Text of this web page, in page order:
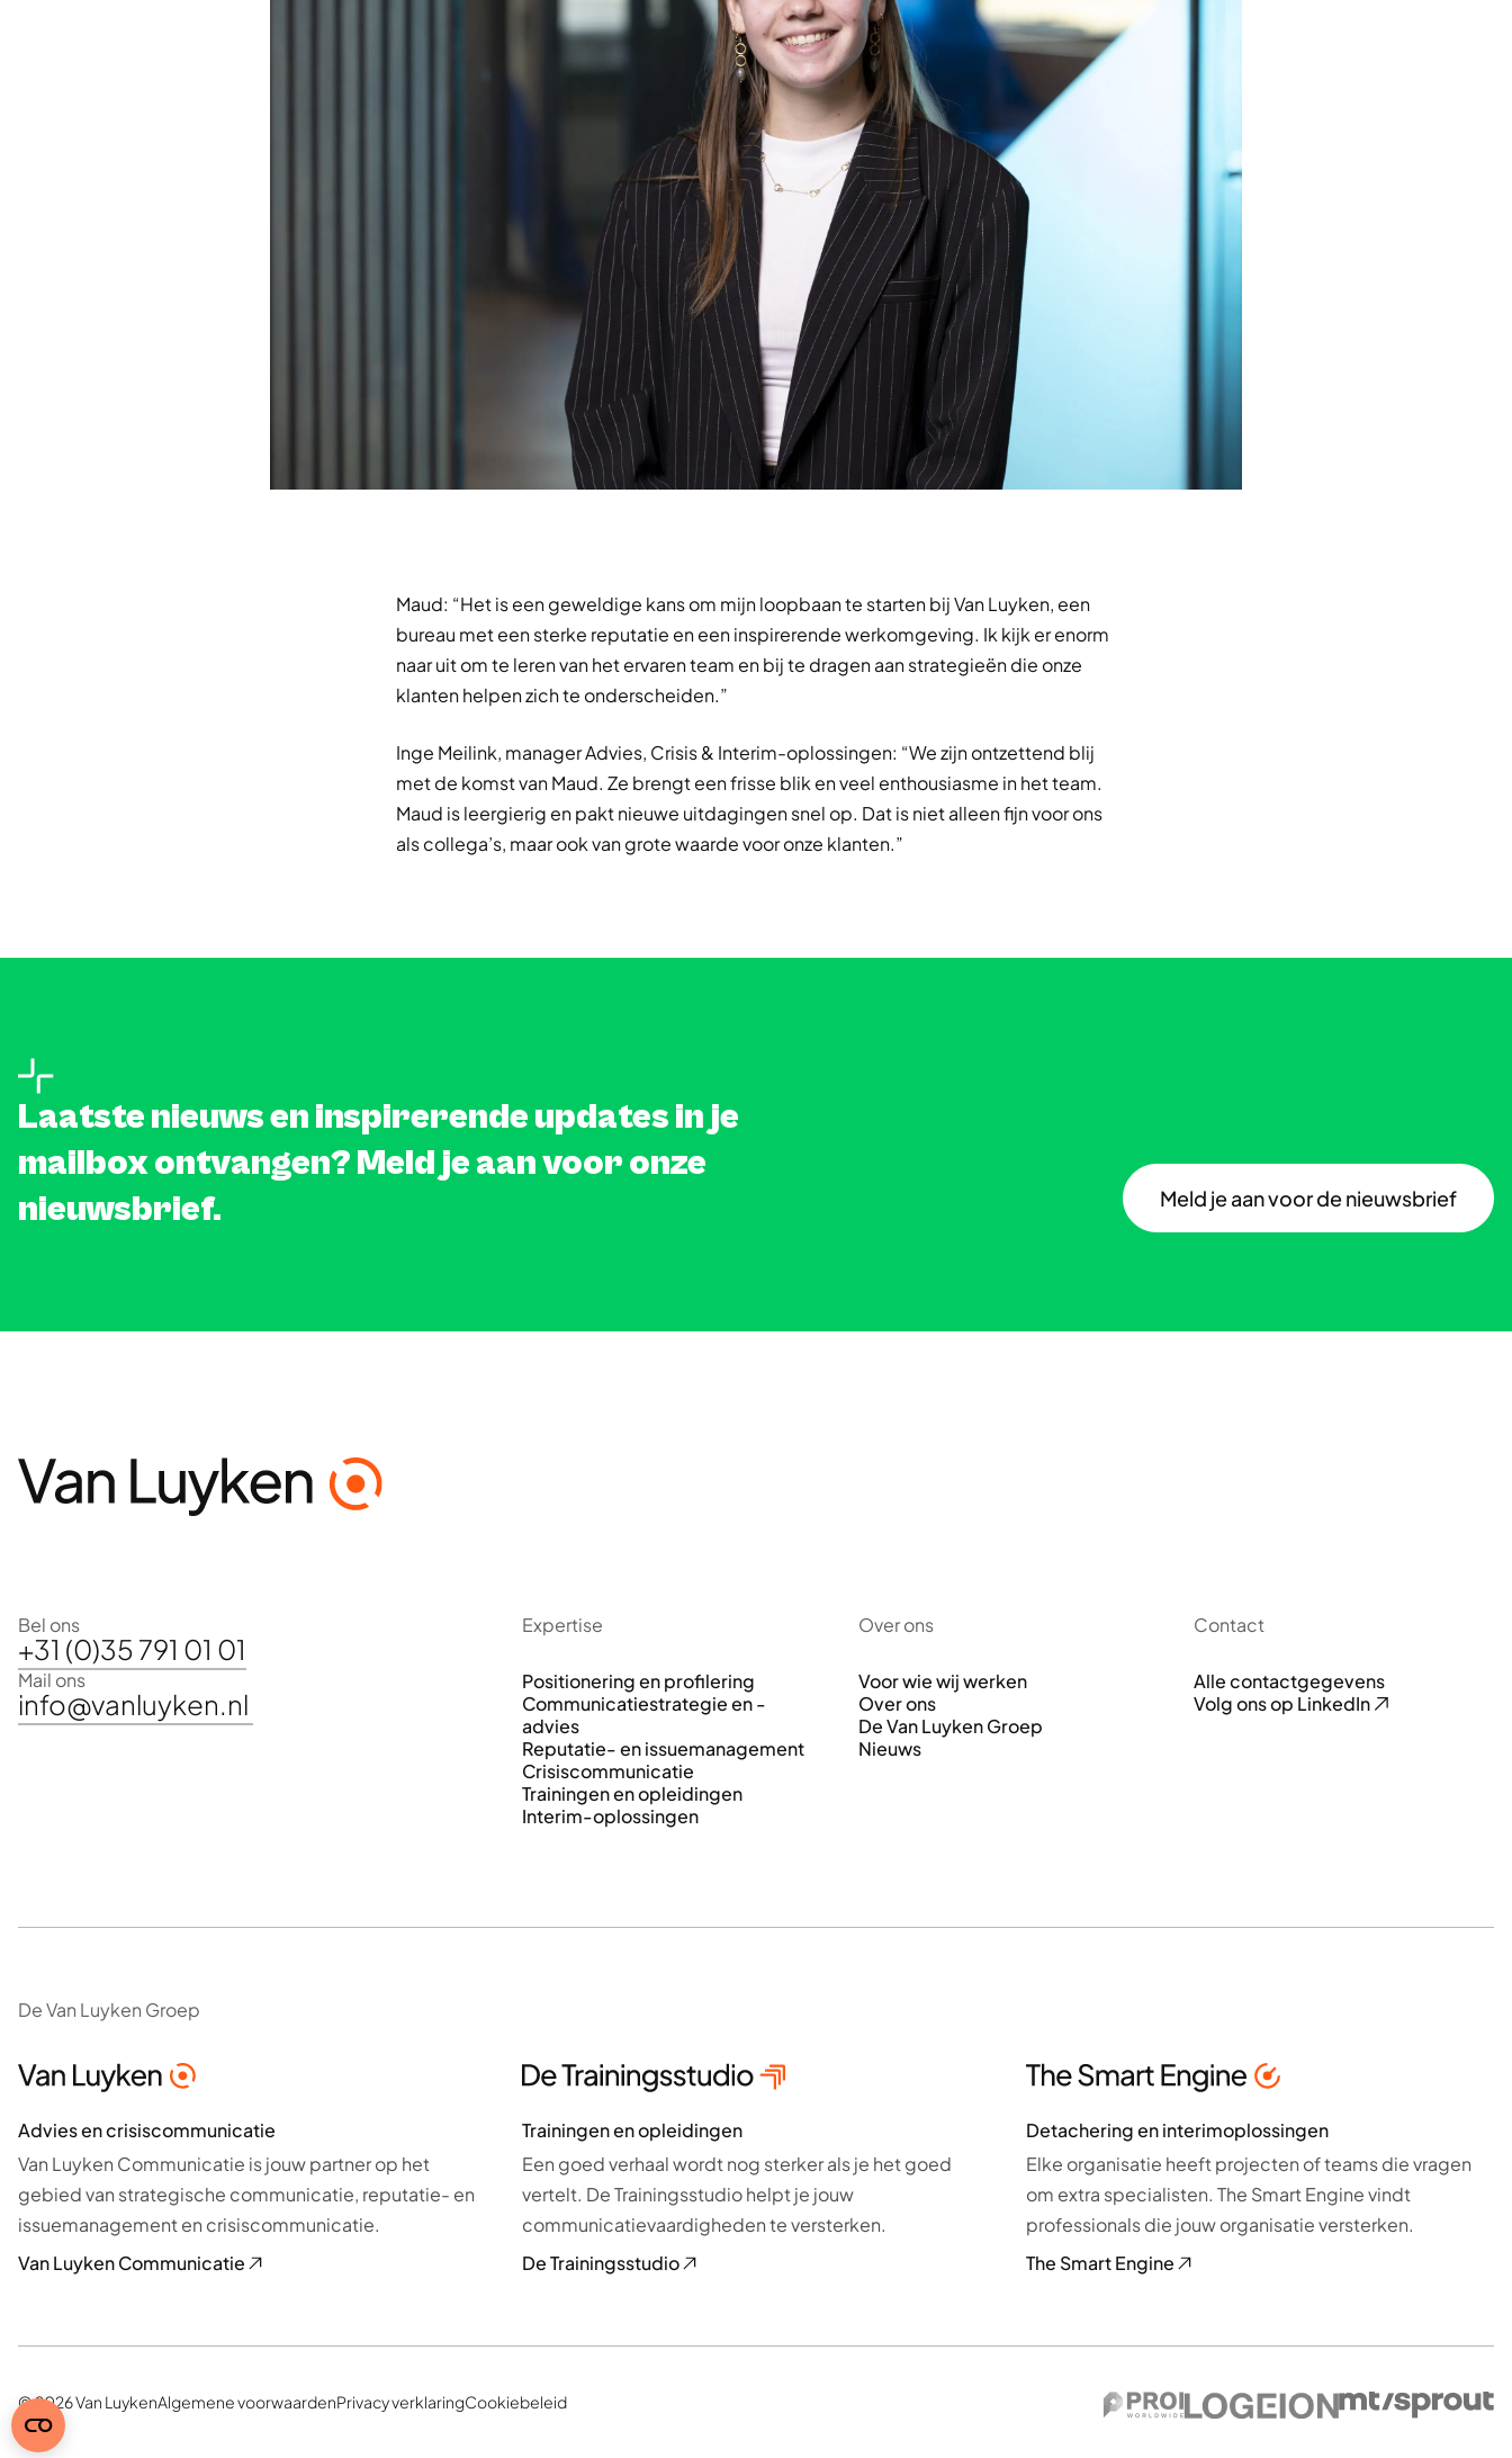
Maud: “Het is een geweldige kans om mijn loopbaan te starten bij Van Luyken, een
bureau met een sterke reputatie en een inspirerende werkomgeving. Ik kijk er enorm
naar uit om te leren van het ervaren team en bij te dragen aan strategieën die onze
klanten helpen zich te onderscheiden.”
Inge Meilink, manager Advies, Crisis & Interim-oplossingen: “We zijn ontzettend blij
met de komst van Maud. Ze brengt een frisse blik en veel enthousiasme in het team.
Maud is leergierig en pakt nieuwe uitdagingen snel op. Dat is niet alleen fijn voor ons
als collega’s, maar ook van grote waarde voor onze klanten.”
Laatste nieuws en inspirerende updates in je
mailbox ontvangen? Meld je aan voor onze
nieuwsbrief.
Meld je aan voor de nieuwsbrief
Bel ons
+31 (0)35 791 01 01
Mail ons
info@vanluyken.nl
Expertise
Positionering en profilering
Communicatiestrategie en -
advies
Reputatie- en issuemanagement
Crisiscommunicatie
Trainingen en opleidingen
Interim-oplossingen
Over ons
Voor wie wij werken
Over ons
De Van Luyken Groep
Nieuws
Contact
Alle contactgegevens
Volg ons op LinkedIn
De Van Luyken Groep
Advies en crisiscommunicatie
Van Luyken Communicatie is jouw partner op het
gebied van strategische communicatie, reputatie- en
issuemanagement en crisiscommunicatie.
Van Luyken Communicatie
Trainingen en opleidingen
Een goed verhaal wordt nog sterker als je het goed
vertelt. De Trainingsstudio helpt je jouw
communicatievaardigheden te versterken.
De Trainingsstudio
Detachering en interimoplossingen
Elke organisatie heeft projecten of teams die vragen
om extra specialisten. The Smart Engine vindt
professionals die jouw organisatie versterken.
The Smart Engine
© 2026 Van LuykenAlgemene voorwaardenPrivacy verklaringCookiebeleid